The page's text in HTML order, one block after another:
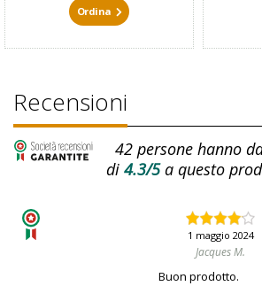
Ordina
Recensioni
42persone hanno
di 4.3/5a questo
1 maggio 2024
Jacques M.
Buon prodotto.